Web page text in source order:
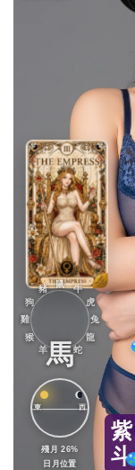
紫
斗
鼠
牛
虎
兔
龍
蛇
馬
羊
猴
雞
狗
豬
東 西
殘月 26%
日月位置